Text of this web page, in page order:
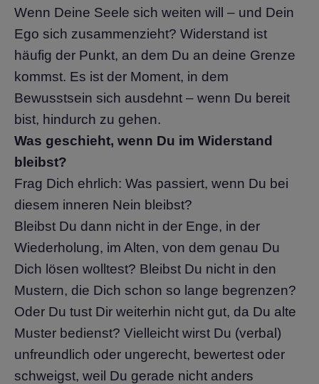
Wenn Deine Seele sich weiten will – und Dein
Ego sich zusammenzieht? Widerstand ist
häufig der Punkt, an dem Du an deine Grenze
kommst. Es ist der Moment, in dem
Bewusstsein sich ausdehnt – wenn Du bereit
bist, hindurch zu gehen.
Was geschieht, wenn Du im Widerstand
bleibst?
Frag Dich ehrlich: Was passiert, wenn Du bei
diesem inneren Nein bleibst?
Bleibst Du dann nicht in der Enge, in der
Wiederholung, im Alten, von dem genau Du
Dich lösen wolltest? Bleibst Du nicht in den
Mustern, die Dich schon so lange begrenzen?
Oder Du tust Dir weiterhin nicht gut, da Du alte
Muster bedienst? Vielleicht wirst Du (verbal)
unfreundlich oder ungerecht, bewertest oder
schweigst, weil Du gerade nicht anders